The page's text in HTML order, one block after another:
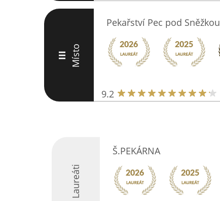
III Místo
Pekařství Pec pod Sněžkou
9.2
Laureáti
Š.PEKÁRNA